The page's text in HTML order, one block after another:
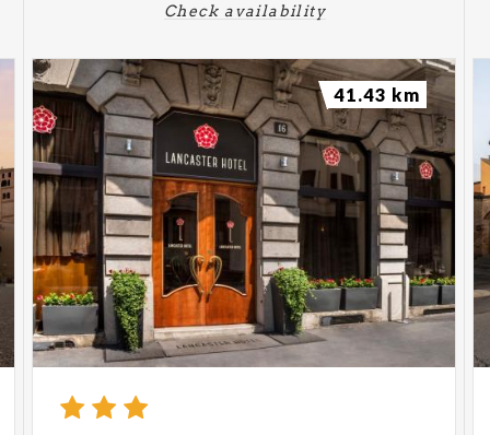
Check availability
41.43 km